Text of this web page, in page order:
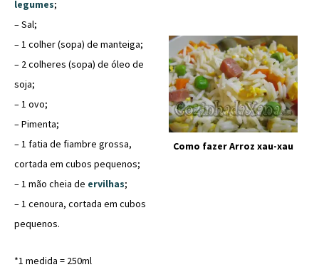
legumes;
– Sal;
– 1 colher (sopa) de manteiga;
– 2 colheres (sopa) de óleo de
soja;
– 1 ovo;
– Pimenta;
– 1 fatia de fiambre grossa,
cortada em cubos pequenos;
– 1 mão cheia de ervilhas;
– 1 cenoura, cortada em cubos
pequenos.
*1 medida = 250ml
Como fazer Arroz xau-xau